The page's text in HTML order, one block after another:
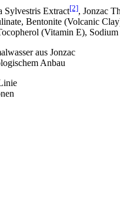
Sylvestris Extract[2], Jonzac
Bentonite (Volcanic
(Vitamin E),
aus Jonzac
Anbau